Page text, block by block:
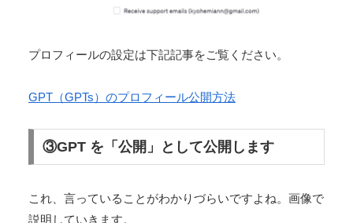
プロフィールの設定は下記記事をご覧ください。
GPT（GPTs）のプロフィール公開方法
③GPT を「公開」として公開します
これ、言っていることがわかりづらいですよね。画像で
説明していきます。